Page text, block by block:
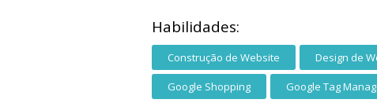
Habilidades:
Construção de Website Design de
Google Shopping Google Tag